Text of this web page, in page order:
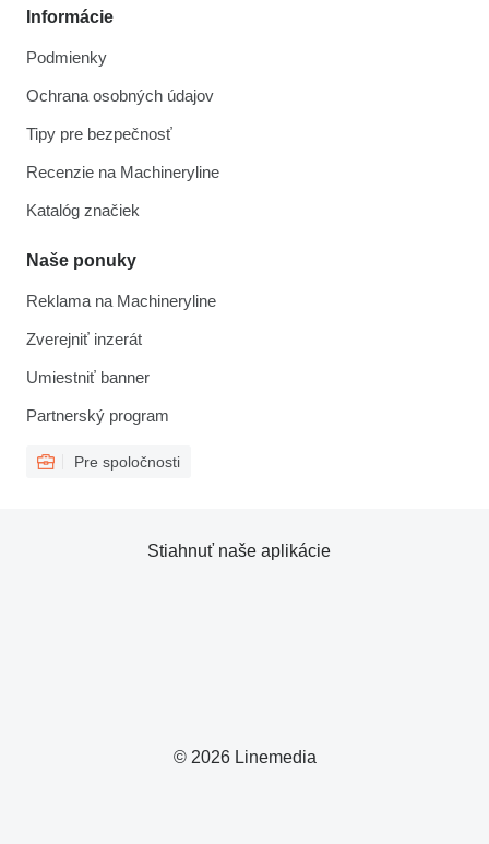
Informácie
Podmienky
Ochrana osobných údajov
Tipy pre bezpečnosť
Recenzie na Machineryline
Katalóg značiek
Naše ponuky
Reklama na Machineryline
Zverejniť inzerát
Umiestniť banner
Partnerský program
Pre spoločnosti
© 2026 Linemedia
Stiahnuť naše aplikácie